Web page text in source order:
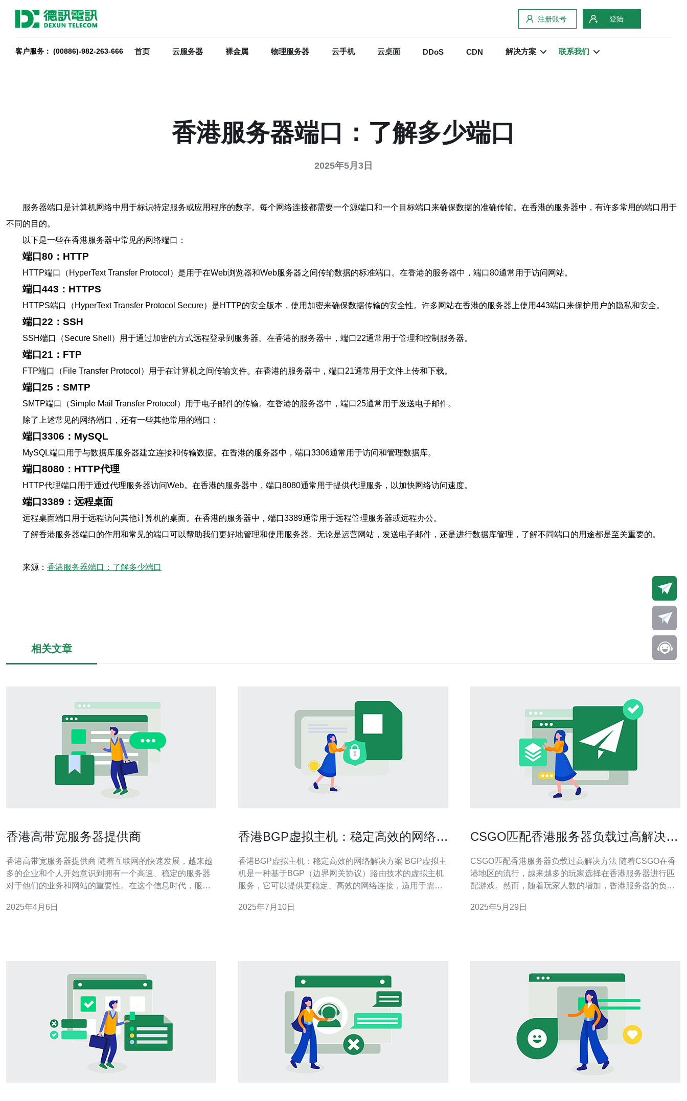
注册账号 登陆
客户服务： (00886)-982-263-666 首页 云服务器 裸金属 物理服务器 云手机 云桌面 DDoS CDN 解决方案 联系我们
香港服务器端口：了解多少端口
2025年5月3日
服务器端口是计算机网络中用于标识特定服务或应用程序的数字。每个网络连接都需要一个源端口和一个目标端口来确保数据的准确传输。在香港的服务器中，有许多常用的端口用于
不同的目的。
以下是一些在香港服务器中常见的网络端口：
端口80：HTTP
HTTP端口（HyperText Transfer Protocol）是用于在Web浏览器和Web服务器之间传输数据的标准端口。在香港的服务器中，端口80通常用于访问网站。
端口443：HTTPS
HTTPS端口（HyperText Transfer Protocol Secure）是HTTP的安全版本，使用加密来确保数据传输的安全性。许多网站在香港的服务器上使用443端口来保护用户的隐私和安全。
端口22：SSH
SSH端口（Secure Shell）用于通过加密的方式远程登录到服务器。在香港的服务器中，端口22通常用于管理和控制服务器。
端口21：FTP
FTP端口（File Transfer Protocol）用于在计算机之间传输文件。在香港的服务器中，端口21通常用于文件上传和下载。
端口25：SMTP
SMTP端口（Simple Mail Transfer Protocol）用于电子邮件的传输。在香港的服务器中，端口25通常用于发送电子邮件。
除了上述常见的网络端口，还有一些其他常用的端口：
端口3306：MySQL
MySQL端口用于与数据库服务器建立连接和传输数据。在香港的服务器中，端口3306通常用于访问和管理数据库。
端口8080：HTTP代理
HTTP代理端口用于通过代理服务器访问Web。在香港的服务器中，端口8080通常用于提供代理服务，以加快网络访问速度。
端口3389：远程桌面
远程桌面端口用于远程访问其他计算机的桌面。在香港的服务器中，端口3389通常用于远程管理服务器或远程办公。
了解香港服务器端口的作用和常见的端口可以帮助我们更好地管理和使用服务器。无论是运营网站，发送电子邮件，还是进行数据库管理，了解不同端口的用途都是至关重要的。
来源： 香港服务器端口：了解多少端口
相关文章
香港高带宽服务器提供商
香港高带宽服务器提供商 随着互联网的快速发展，越来越
多的企业和个人开始意识到拥有一个高速、稳定的服务器
对于他们的业务和网站的重要性。在这个信息时代，服务
此，选择一个可靠的高带宽服务器提供商是至关重要的。
2025年4月6日
香港BGP虚拟主机：稳定高效的网络解
香港BGP虚拟主机：稳定高效的网络解决方案 BGP虚拟主
机是一种基于BGP（边界网关协议）路由技术的虚拟主机
服务，它可以提供更稳定、高效的网络连接，适用于需要
心，拥有优越的网络基础设施和通信环境，选择香港BGP
2025年7月10日
CSGO匹配香港服务器负载过高解决方
CSGO匹配香港服务器负载过高解决方法 随着CSGO在香
港地区的流行，越来越多的玩家选择在香港服务器进行匹
配游戏。然而，随着玩家人数的增加，香港服务器的负载
问题。 为了解决CSGO匹配香港服务器负载过高的问题，
2025年5月29日